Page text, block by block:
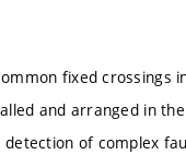
fixed crossings
and arranged in
of complex